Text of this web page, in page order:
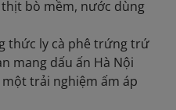
bò mềm, nước dùng
thức ly cà phê trứng trứ
mang dấu ấn Hà Nội
trải nghiệm ấm áp